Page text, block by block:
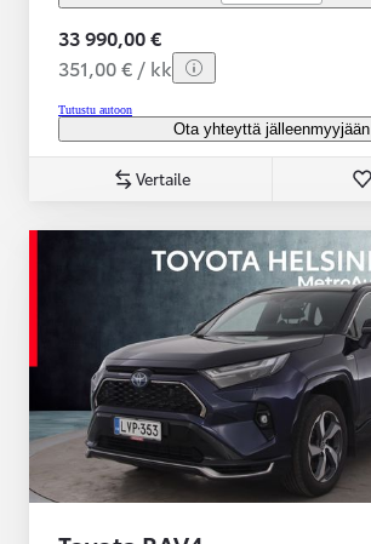
33 990,00 €
351,00 € / kk
Tutustu autoon
Ota yhteyttä jälleenmyyjään
Vertaile